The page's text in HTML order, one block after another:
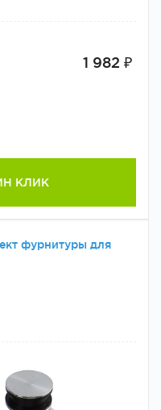
1 982 ₽
КЛИК
фурнитуры для